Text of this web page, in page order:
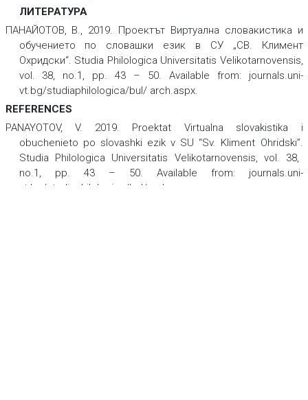
ЛИТЕРАТУРА
ПАНАЙОТОВ, В., 2019. Проектът Виртуална словакистика и
обучението по словашки език в СУ „СВ. Климент
Охридски“. Studia Philologica Universitatis Velikotarnovensis,
vol. 38, no.1, pp. 43 – 50. Available from: journals.uni-
vt.bg/studiaphilologica/bul/ arch.aspx.
REFERENCES
PANAYOTOV, V. 2019. Proektat Virtualna slovakistika i
obuchenieto po slovashki ezik v SU “Sv. Kliment Ohridski”.
Studia Philologica Universitatis Velikotarnovensis, vol. 38,
no.1, pp. 43 – 50. Available from: journals.uni-
vt.bg/studiaphilologica/bul/arch.aspx.